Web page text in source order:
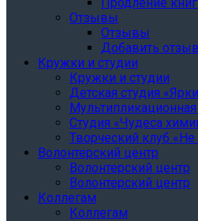
Отзывы
Отзывы
Добавить отзыв
Кружки и студии
Кружки и студии
Детская студия
Мультипликационная
Студия «Чудеса
Творческий клуб
Волонтерский центр
Волонтерский центр
Волонтерский центр
Коллегам
Коллегам